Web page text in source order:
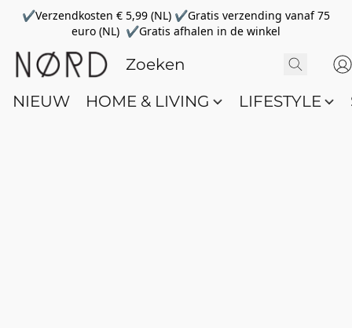
✔Verzendkosten € 5,99 (NL) ✔Gratis verzending vanaf 75
euro (NL) ✔Gratis afhalen in de winkel
NIEUW HOME & LIVING LIFESTYLE